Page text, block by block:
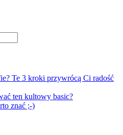
Te 3 kroki przywrócą Ci radość
ten kultowy basic?
znać ;-)